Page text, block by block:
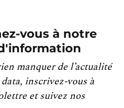
vous à notre
manquer de l’actualité
data, inscrivez-vous à
et suivez nos